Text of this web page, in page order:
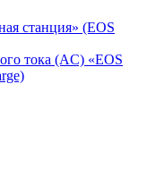
станция» (EOS
тока (AC) «EOS